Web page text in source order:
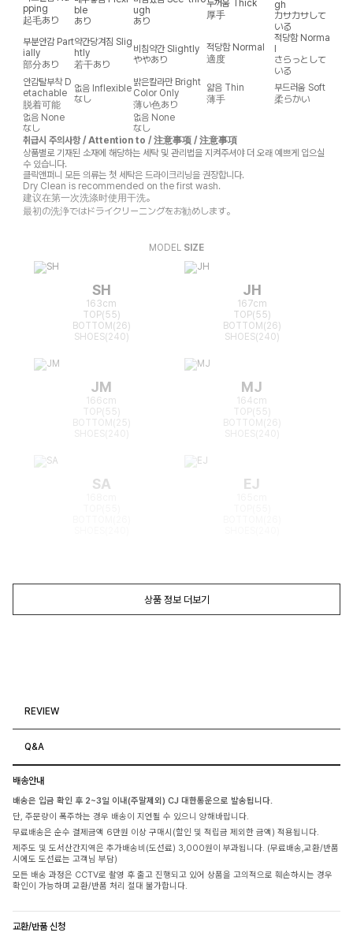
pping
起毛あり
ble
あり
ugh
あり
두꺼움
Thick
厚手
gh
カサカサして
いる
부분안감 Part
ially
部分あり
약간당겨짐 Slig
htly
若干あり
비침약간 Slightly
ややあり
적당함 Normal
適度
적당함 Norma
l
さらっとして
いる
안감탈부착 D
etachable
脱着可能
없음 Inflexible
なし
밝은칼라만 Bright
Color Only
薄い色あり
얇음 Thin
薄手
부드러움 Soft
柔らかい
없음 None
なし
없음 None
なし
취급시 주의사항 / Attention to / 注意事项 / 注意事項
상품별로 기재된 소재에 해당하는 세탁 및 관리법을 지켜주셔야 더 오래 예쁘게 입으실
수 있습니다.
클릭앤퍼니 모든 의류는 첫 세탁은 드라이크리닝을 권장합니다.
Dry Clean is recommended on the first wash.
建议在第一次洗涤时使用干洗。
最初の洗浄ではドライクリーニングをお勧めします。
MODEL SIZE
SH
163cm
TOP(55)
BOTTOM(26)
SHOES(240)
JH
167cm
TOP(55)
BOTTOM(26)
SHOES(240)
JM
166cm
TOP(55)
BOTTOM(25)
MJ
164cm
TOP(55)
BOTTOM(26)
SA EJ
상품 정보 더보기
REVIEW
Q&A
배송안내
배송은 입금 확인 후 2~3일 이내(주말제외) CJ 대한통운으로 발송됩니다.
단, 주문량이 폭주하는 경우 배송이 지연될 수 있으니 양해바랍니다.
무료배송은 순수 결제금액 6만원 이상 구매시(할인 및 적립금 제외한 금액) 적용됩니다.
제주도 및 도서산간지역은 추가배송비(도선료) 3,000원이 부과됩니다. (무료배송,교환/반품
시에도 도선료는 고객님 부담)
모든 배송 과정은 CCTV로 촬영 후 출고 진행되고 있어 상품을 고의적으로 훼손하시는 경우
확인이 가능하며 교환/반품 처리 절대 불가합니다.
교환/반품 신청